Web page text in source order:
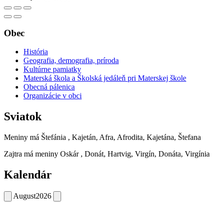
Obec
História
Geografia, demografia, príroda
Kultúrne pamiatky
Materská škola a Školská jedáleň pri Materskej škole
Obecná pálenica
Organizácie v obci
Sviatok
Meniny má Štefánia , Kajetán, Afra, Afrodita, Kajetána, Štefana
Zajtra má meniny Oskár , Donát, Hartvig, Virgín, Donáta, Virgínia
Kalendár
August2026